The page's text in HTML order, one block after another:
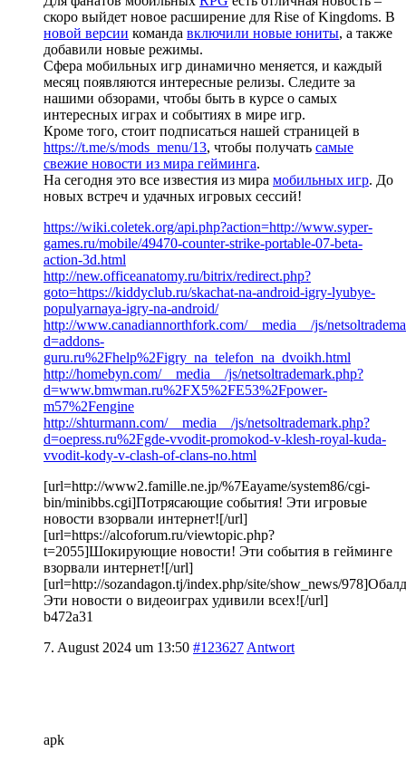
скоро выйдет новое расширение для Rise of Kingdoms. В
новой версии команда включили новые юниты, а также
добавили новые режимы.
Сфера мобильных игр динамично меняется, и каждый
месяц появляются интересные релизы. Следите за
нашими обзорами, чтобы быть в курсе о самых
интересных играх и событиях в мире игр.
Кроме того, стоит подписаться нашей страницей в
https://t.me/s/mods_menu/13, чтобы получать самые
свежие новости из мира гейминга.
На сегодня это все известия из мира мобильных игр. До
новых встреч и удачных игровых сессий!
https://wiki.coletek.org/api.php?action=http://www.syper-
games.ru/mobile/49470-counter-strike-portable-07-beta-
action-3d.html
http://new.officeanatomy.ru/bitrix/redirect.php?
goto=https://kiddyclub.ru/skachat-na-android-igry-lyubye-
populyarnaya-igry-na-android/
http://www.canadiannorthfork.com/__media__/js/
d=addons-
guru.ru%2Fhelp%2Figry_na_telefon_na_dvoikh.html
http://homebyn.com/__media__/js/netsoltrademark.php?
d=www.bmwman.ru%2FX5%2FE53%2Fpower-
m57%2Fengine
http://shturmann.com/__media__/js/netsoltrademark.php?
d=oepress.ru%2Fgde-vvodit-promokod-v-klesh-royal-kuda-
vvodit-kody-v-clash-of-clans-no.html
[url=http://www2.famille.ne.jp/%7Eayame/system86/cgi-
bin/minibbs.cgi]Потрясающие события! Эти игровые
новости взорвали интернет![/url]
[url=https://alcoforum.ru/viewtopic.php?
t=2055]Шокирующие новости! Эти события в гейминге
взорвали интернет![/url]
[url=http://sozandagon.tj/index.php/site/show_news/
Эти новости о видеоиграх удивили всех![/url]
b472a31
7. August 2024 um 13:50 #123627 Antwort
apk